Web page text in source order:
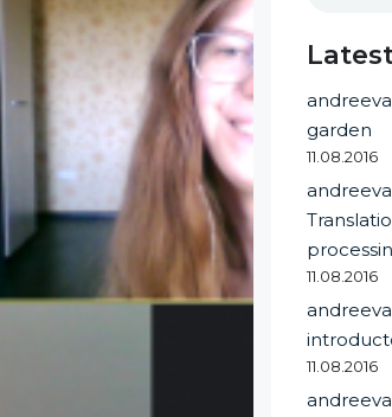
garden
11.08.2016
11.08.2016
11.08.2016